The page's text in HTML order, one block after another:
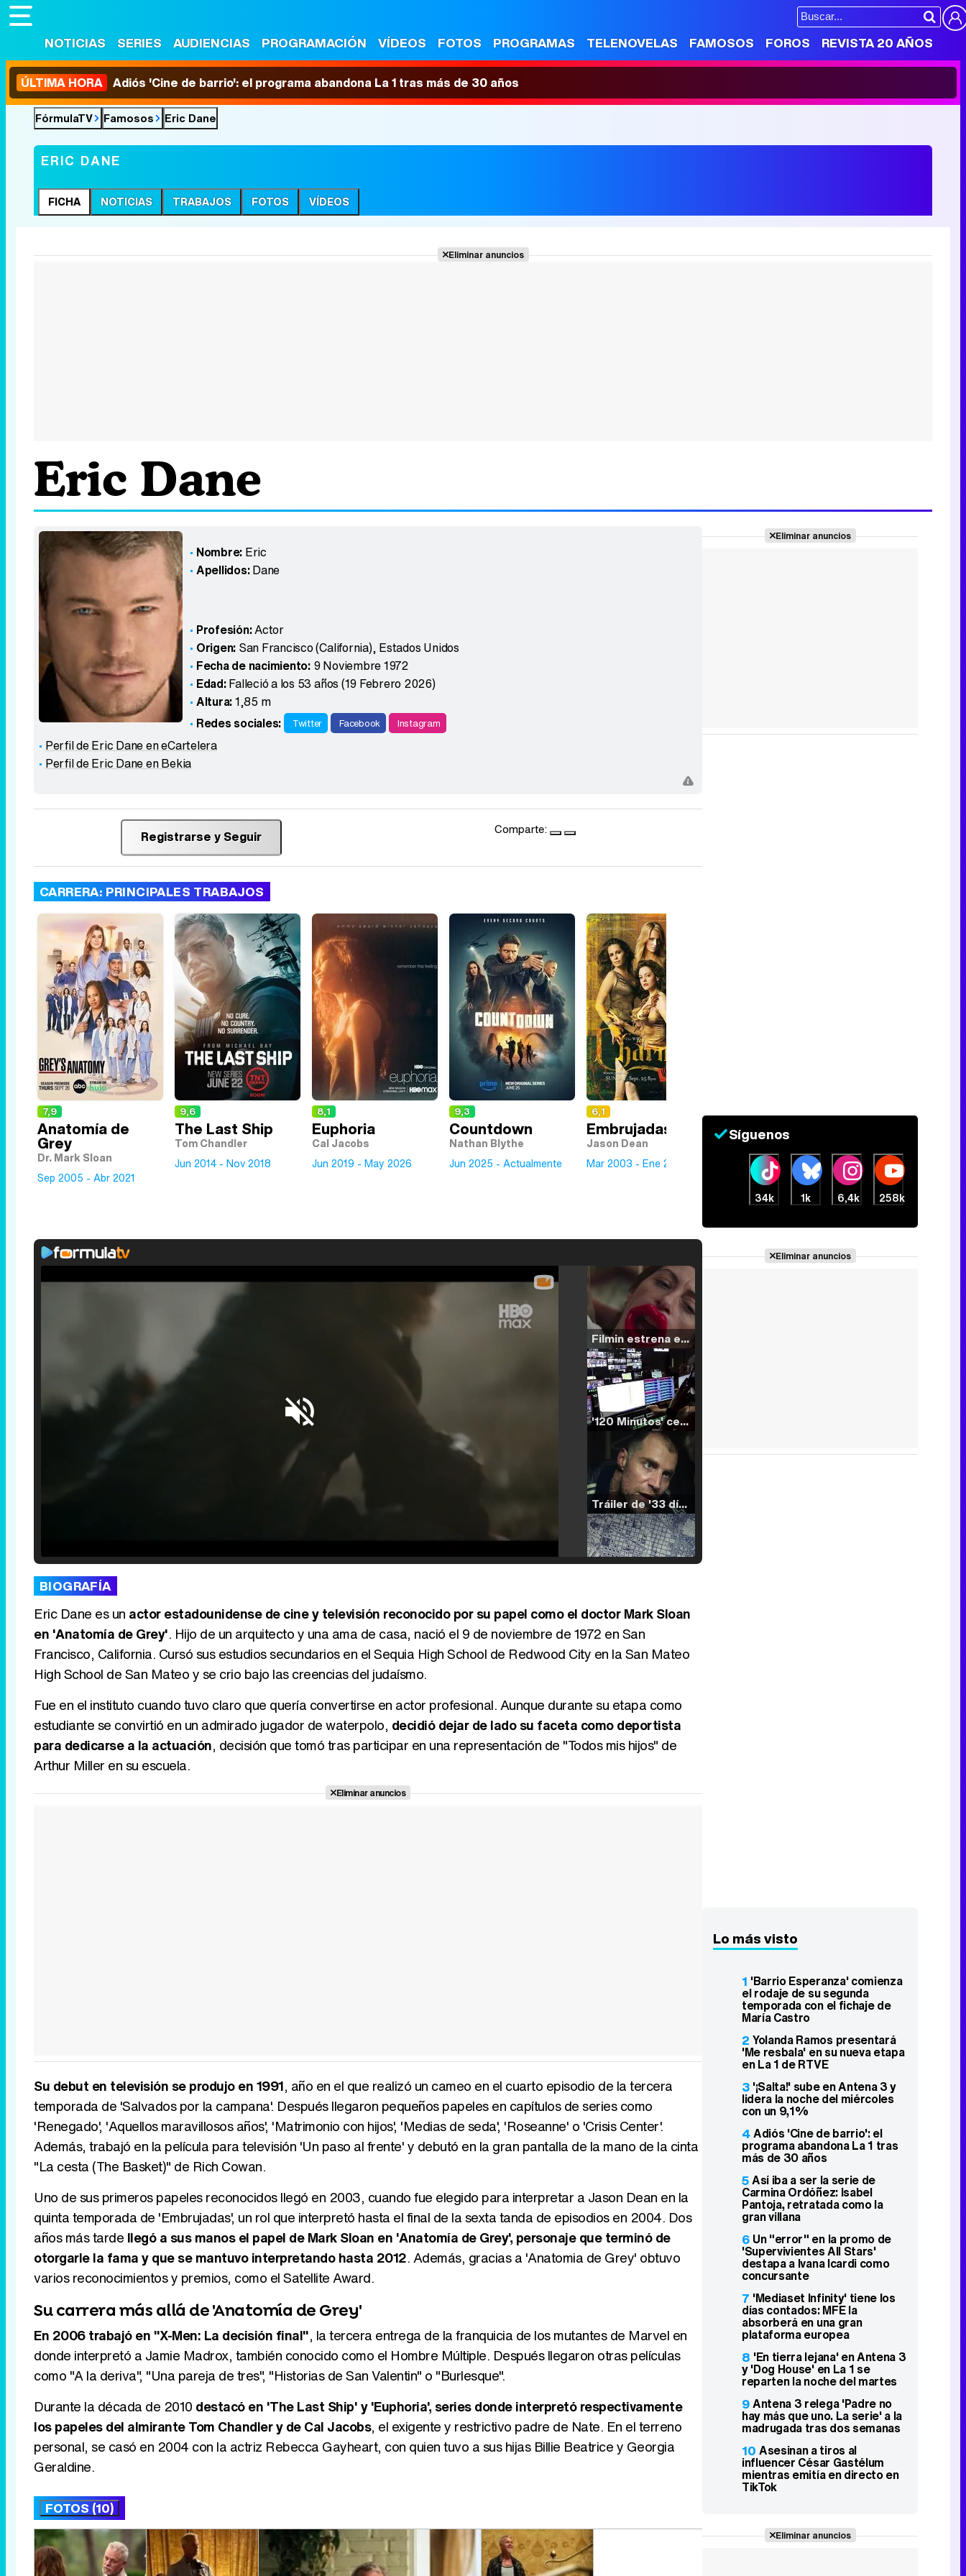
NOTICIAS SERIES AUDIENCIAS PROGRAMACIÓN VÍDEOS FOTOS PROGRAMAS TELENOVELAS FAMOSOS FOROS REVISTA 20 AÑOS
ÚLTIMA HORA Adiós 'Cine de barrio': el programa abandona La 1 tras más de 30 años
FórmulaTV Famosos Eric Dane
ERIC DANE
FICHA NOTICIAS TRABAJOS FOTOS VÍDEOS
Eliminar anuncios
Eric Dane
Nombre: Eric
Apellidos:Dane
Profesión:Actor
Origen: San Francisco (California), Estados Unidos
Fecha de nacimiento: 9 Noviembre 1972
Edad:Falleció a los 53 años (19 Febrero 2026)
Altura:1,85 m
Redes sociales:
Twitter Facebook Instagram
Perfil de Eric Dane en eCartelera
Perfil de Eric Dane en Bekia
Comparte:
Registrarse y Seguir
CARRERA: PRINCIPALES TRABAJOS
7,9
Anatomía de
Grey
Dr. Mark Sloan
Sep 2005 - Abr 2021
9,6
The Last Ship
Tom Chandler
Jun 2014 - Nov 2018
8,1
Euphoria
Cal Jacobs
Jun 2019 - May 2026
9,3
Countdown
Nathan Blythe
Jun 2025 - Actualmente
6,1
Embrujadas
Jason Dean
Mar 2003 - Ene 2005
Filmin estrena el tráiler de 'Millennial Mal', su nueva comedia universitaria de la mano de Lorena Iglesias
'120 Minutos' celebra sus 2.000 programas en Telemadrid con un vídeo del día a día en la redacción
Tráiler de '33 días', la nueva serie de Atresplayer con Julián Villagrán y José Manuel Poga
BIOGRAFÍA
Eric Dane es un actor estadounidense de cine y televisión reconocido por su papel como el doctor Mark Sloan
en 'Anatomía de Grey'. Hijo de un arquitecto y una ama de casa, nació el 9 de noviembre de 1972 en San
Francisco, California. Cursó sus estudios secundarios en el Sequia High School de Redwood City en la San Mateo
High School de San Mateo y se crio bajo las creencias del judaísmo.
Fue en el instituto cuando tuvo claro que quería convertirse en actor profesional. Aunque durante su etapa como
estudiante se convirtió en un admirado jugador de waterpolo, decidió dejar de lado su faceta como deportista
para dedicarse a la actuación, decisión que tomó tras participar en una representación de "Todos mis hijos" de
Arthur Miller en su escuela.
Eliminar anuncios
Su debut en televisión se produjo en 1991, año en el que realizó un cameo en el cuarto episodio de la tercera
temporada de 'Salvados por la campana'. Después llegaron pequeños papeles en capítulos de series como
'Renegado', 'Aquellos maravillosos años', 'Matrimonio con hijos', 'Medias de seda', 'Roseanne' o 'Crisis Center'.
Además, trabajó en la película para televisión 'Un paso al frente' y debutó en la gran pantalla de la mano de la cinta
"La cesta (The Basket)" de Rich Cowan.
Uno de sus primeros papeles reconocidos llegó en 2003, cuando fue elegido para interpretar a Jason Dean en la
quinta temporada de 'Embrujadas', un rol que interpretó hasta el final de la sexta tanda de episodios en 2004. Dos
años más tarde llegó a sus manos el papel de Mark Sloan en 'Anatomía de Grey', personaje que terminó de
otorgarle la fama y que se mantuvo interpretando hasta 2012. Además, gracias a 'Anatomia de Grey' obtuvo
varios reconocimientos y premios, como el Satellite Award.
Su carrera más allá de 'Anatomía de Grey'
En 2006 trabajó en "X-Men: La decisión final", la tercera entrega de la franquicia de los mutantes de Marvel en
donde interpretó a Jamie Madrox, también conocido como el Hombre Múltiple. Después llegaron otras películas
como "A la deriva", "Una pareja de tres", "Historias de San Valentin" o "Burlesque".
Durante la década de 2010 destacó en 'The Last Ship' y 'Euphoria', series donde interpretó respectivamente
los papeles del almirante Tom Chandler y de Cal Jacobs, el exigente y restrictivo padre de Nate. En el terreno
personal, se casó en 2004 con la actriz Rebecca Gayheart, con quien tuvo a sus hijas Billie Beatrice y Georgia
Geraldine.
FOTOS (10)
Eliminar anuncios
Síguenos
34k 1k 6,4k 258k
Eliminar anuncios
Lo más visto
1 'Barrio Esperanza' comienza
el rodaje de su segunda
temporada con el fichaje de
María Castro
2 Yolanda Ramos presentará
'Me resbala' en su nueva etapa
en La 1 de RTVE
3 '¡Salta!' sube en Antena 3 y
lidera la noche del miércoles
con un 9,1%
4Adiós 'Cine de barrio': el
programa abandona La 1 tras
más de 30 años
5Así iba a ser la serie de
Carmina Ordóñez: Isabel
Pantoja, retratada como la
gran villana
6 Un "error" en la promo de
'Supervivientes All Stars'
destapa a Ivana Icardi como
concursante
7 'Mediaset Infinity' tiene los
días contados: MFE la
absorberá en una gran
plataforma europea
8 'En tierra lejana' en Antena 3
y 'Dog House' en La 1 se
reparten la noche del martes
9Antena 3 relega 'Padre no
hay más que uno. La serie' a la
madrugada tras dos semanas
10 Asesinan a tiros al
influencer César Gastélum
mientras emitía en directo en
TikTok
Eliminar anuncios